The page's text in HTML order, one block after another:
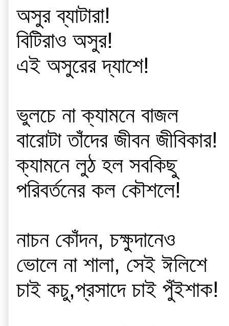
অসুর ব্যাটারা!
বিটিরাও অসুর!
এই অসুরের দ্যাশে!
ভুলচে না ক্যামনে বাজল
বারোটা তাঁদের জীবন জীবিকার!
ক্যামনে লুঠ হল সবকিছু
পরিবর্তনের কল কৌশলে!
নাচন কোঁদন, চক্ষুদানেও
ভোলে না শালা, সেই ঈলিশে
চাই কচু,প্রসাদে চাই পুঁইশাক!